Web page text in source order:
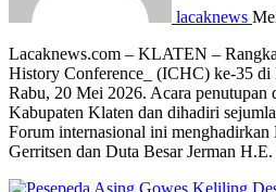
lacaknews
Lacaknews.com – KLATEN –
History Conference_ (ICHC) ke-35 di
Rabu, 20 Mei 2026. Acara penutupan
Kabupaten Klaten dan dihadiri
Forum internasional ini
Gerritsen dan Duta Besar Jerman